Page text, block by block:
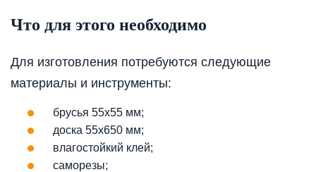
Что для этого необходимо
Для изготовления потребуются следующие
материалы и инструменты:
брусья 55х55 мм;
доска 55х650 мм;
влагостойкий клей;
саморезы;